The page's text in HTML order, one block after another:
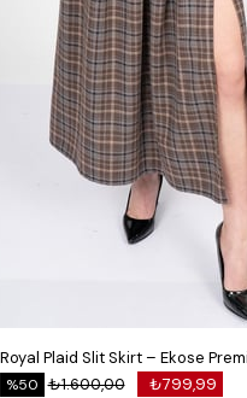
₺799,99
₺1.600,00
%50